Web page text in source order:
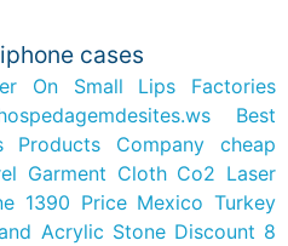
cases
On Small Lips Factories
Best
Products Company
cheap
Garment Cloth Co2 Laser
1390 Price Mexico Turkey
Acrylic Stone Discount 8